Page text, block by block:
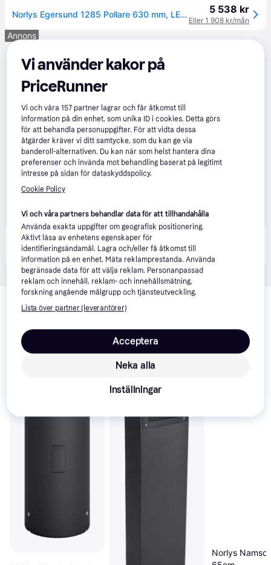
Norlys Egersund 1285 Pollare 630 mm, LED, IP65, 3000K, 2240 lm Grafit 5 538 kr
Eller 1 908 kr/mån
Annons
Produkten finns även hos 3 butiker som valt att inte
samarbeta med PriceRunner.
Relaterade produkter
Vi har plockat fram ett urval av produkter som kanske skulle
intressera dig. Visa alla
Norlys
Vi använder kakor på
PriceRunner
Vi och våra157 partner lagrar och får åtkomst till
information på din enhet, som unika ID i cookies. Detta görs
för att behandla personuppgifter. För att vidta dessa
åtgärder kräver vi ditt samtycke, som du kan ge via
banderoll-alternativen. Du kan när som helst hantera dina
preferenser och invända mot behandling baserat på legitimt
intresse på sidan för dataskyddspolicy.
Cookie Policy
Vi och våra partners behandlar data för att tillhandahålla
Använda exakta uppgifter om geografisk positionering.
Aktivt läsa av enhetens egenskaper för
identifieringsändamål. Lagra och/eller få åtkomst till
information på en enhet. Mäta reklamprestanda. Använda
begränsade data för att välja reklam. Personanpassad
reklam och innehåll, reklam- och innehållsmätning,
forskning angående målgrupp och tjänsteutveckling.
Lista över partner (leverantörer)
Neka alla
Acceptera
Inställningar